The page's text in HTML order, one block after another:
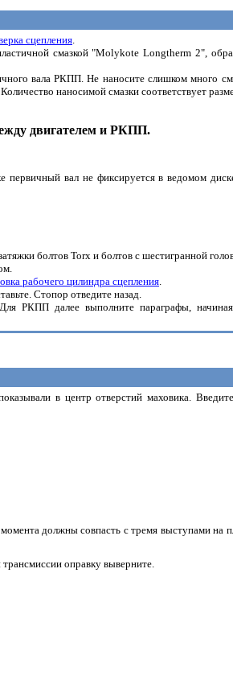
сцепления
смазкой "Molykote Longtherm 2",
вала РКПП. Не наносите слишком много
наносимой смазки соответствует
двигателем и РКПП.
первичный вал не фиксируется в ведомом
болтов Torx и болтов с шестигранной
рабочего цилиндра сцепления
Стопор отведите назад.
РКПП далее выполните параграфы,
в центр отверстий маховика.
должны совпасть с тремя выступами на
оправку выверните.